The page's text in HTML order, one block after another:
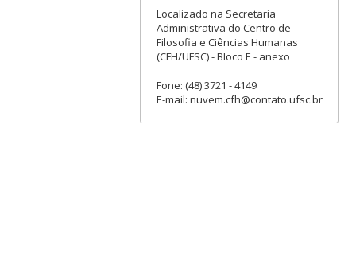
Localizado na Secretaria
Administrativa do Centro de
Filosofia e Ciências Humanas
(CFH/UFSC) - Bloco E - anexo
Fone: (48) 3721 - 4149
E-mail: nuvem.cfh@contato.ufsc.br